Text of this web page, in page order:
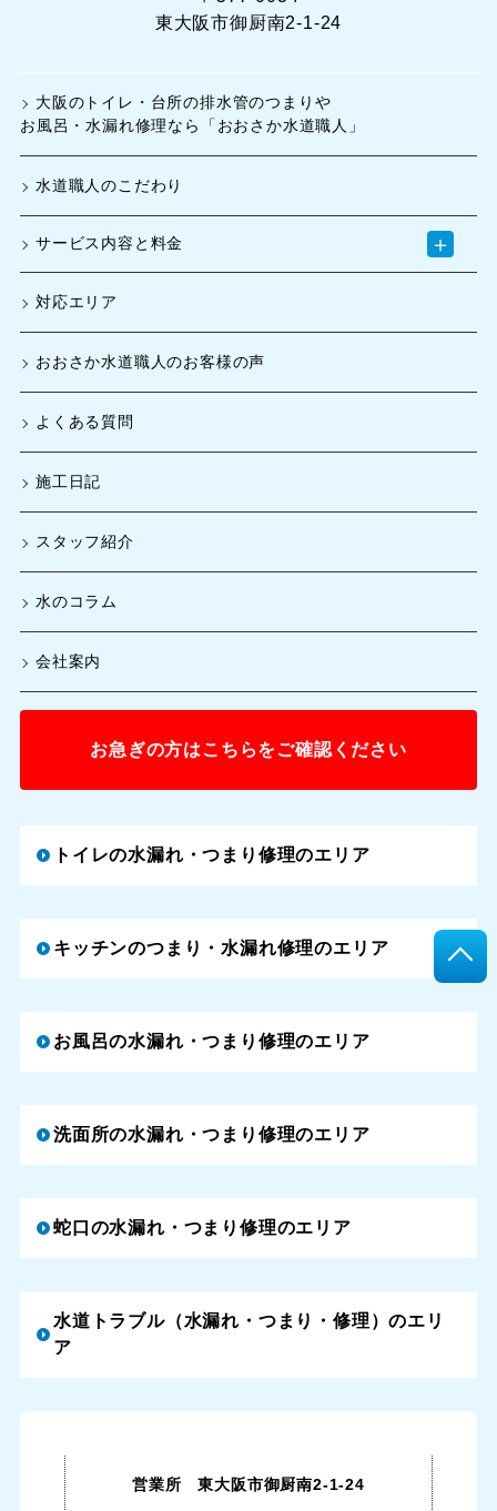
東大阪市御厨南2-1-24
大阪のトイレ・台所の排水管のつまりや
お風呂・水漏れ修理なら「おおさか水道職人」
水道職人のこだわり
サービス内容と料金 ＋
対応エリア
おおさか水道職人のお客様の声
よくある質問
施工日記
スタッフ紹介
水のコラム
会社案内
お急ぎの方はこちらをご確認ください
トイレの水漏れ・つまり修理のエリア
キッチンのつまり・水漏れ修理のエリア
お風呂の水漏れ・つまり修理のエリア
洗面所の水漏れ・つまり修理のエリア
蛇口の水漏れ・つまり修理のエリア
水道トラブル（水漏れ・つまり・修理）のエリ
ア
営業所 東大阪市御厨南2-1-24